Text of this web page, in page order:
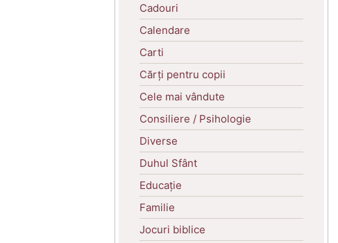
Cadouri
Calendare
Carti
Cărți pentru copii
Cele mai vândute
Consiliere / Psihologie
Diverse
Duhul Sfânt
Educație
Familie
Jocuri biblice